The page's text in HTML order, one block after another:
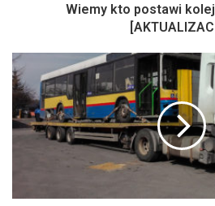
Wiemy kto postawi